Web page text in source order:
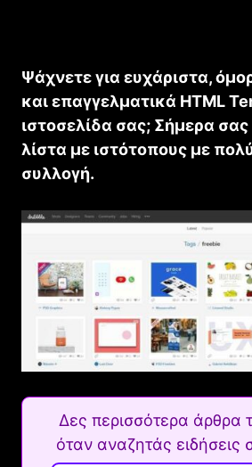
Ψάχνετε για ευχάριστα,
και επαγγελματικά HTML
ιστοσελίδα σας; Σήμερα σας
λίστα με ιστότοπους με
συλλογή.
Δες περισσότερα άρθρα
όταν αναζητάς ειδήσεις